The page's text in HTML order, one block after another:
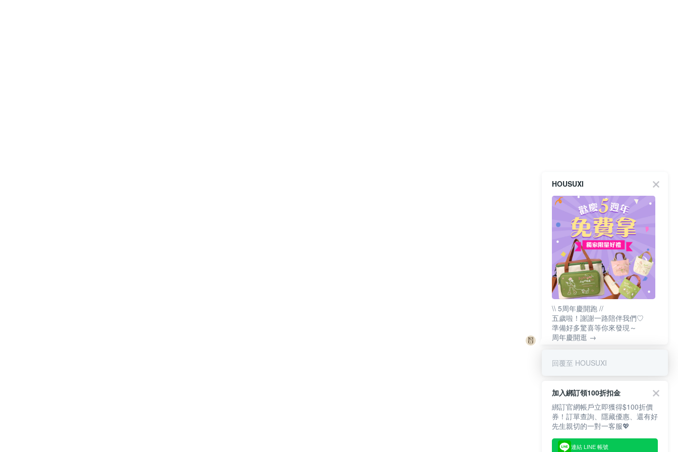
HOUSUXI
\\ 5周年慶開跑 //
五歲啦！謝謝一路陪伴我們♡
準備好多驚喜等你來發現～
周年慶開逛 →
回覆至 HOUSUXI
加入綁訂領100折扣金
綁訂官網帳戶立即獲得$100折價
券！訂單查詢、隱藏優惠、還有好
先生親切的一對一客服💖
連結 LINE 帳號